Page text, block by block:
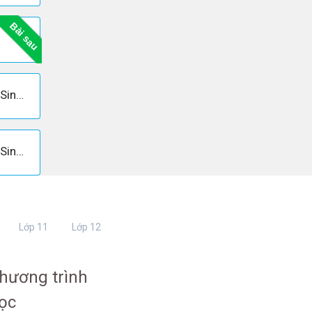
Bài sau
Câu 2 trang 43 Sách giáo khoa Sinh học 9
Câu 4 trang 43 Sách giáo khoa Sinh học 9
Lớp 11 Lớp 12
trình